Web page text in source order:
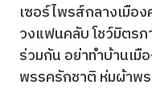
เซอร์ไพรส์กลางเมือง
วงแฟนคลับ โชว์มิตร
ร่วมกัน อย่าทำบ้านเ
พรรครักชาติ ห่มผ้าพ